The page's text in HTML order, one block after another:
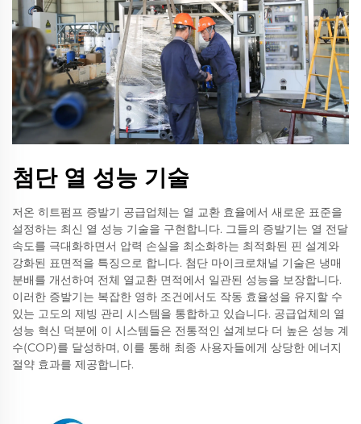
첨단 열 성능 기술
저온 히트펌프 증발기 공급업체는 열 교환 효율에서 새로운 표준을
설정하는 최신 열 성능 기술을 구현합니다. 그들의 증발기는 열 전달
속도를 극대화하면서 압력 손실을 최소화하는 최적화된 핀 설계와
강화된 표면적을 특징으로 합니다. 첨단 마이크로채널 기술은 냉매
분배를 개선하여 전체 열교환 면적에서 일관된 성능을 보장합니다.
이러한 증발기는 복잡한 영하 조건에서도 작동 효율성을 유지할 수
있는 고도의 제빙 관리 시스템을 통합하고 있습니다. 공급업체의 열
성능 혁신 덕분에 이 시스템들은 전통적인 설계보다 더 높은 성능 계
수(COP)를 달성하며, 이를 통해 최종 사용자들에게 상당한 에너지
절약 효과를 제공합니다.